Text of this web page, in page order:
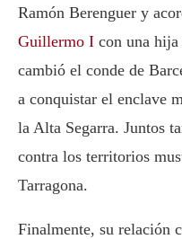
Ramón Berenguer y
Guillermo I con una hija
cambió el conde de
a conquistar el enclave
la Alta Segarra. Juntos
contra los territorios
Tarragona.
Finalmente, su relación